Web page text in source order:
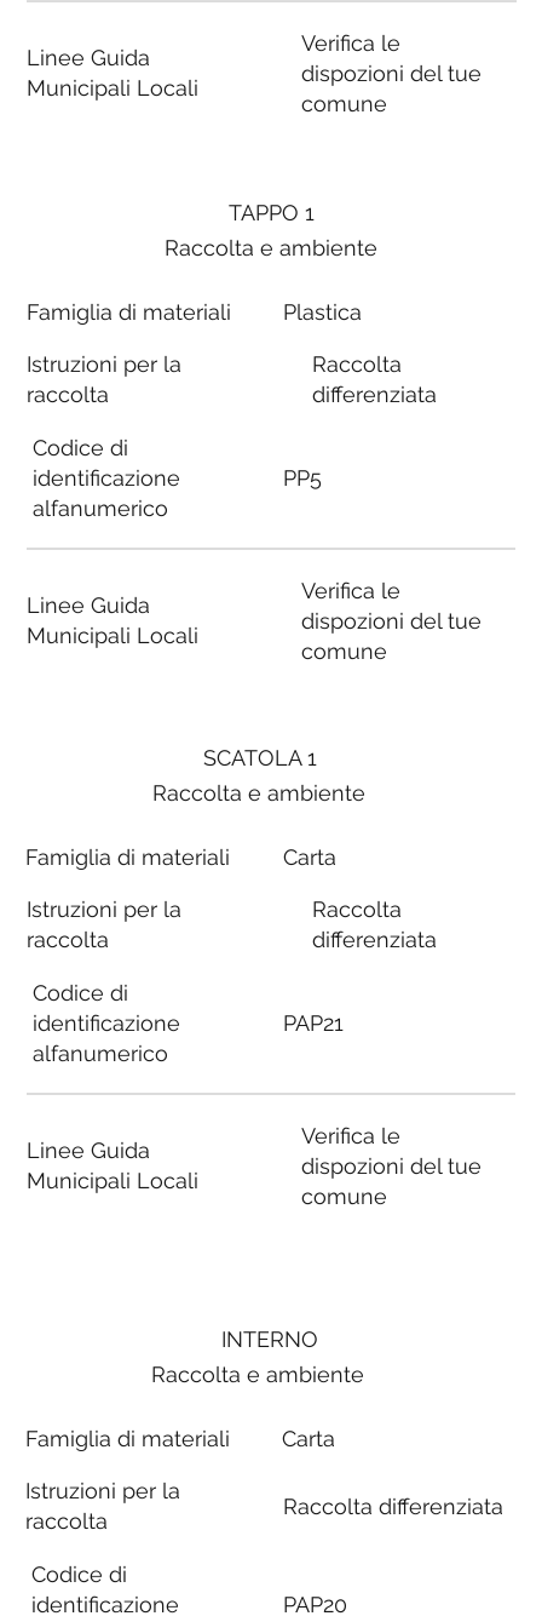
Linee Guida
Municipali Locali
Verifica le
dispozioni del tue
comune
SCATOLA 1
Raccolta e ambiente
Famiglia di materiali
Istruzioni per la
raccolta
Codice di
identificazione
alfanumerico
Linee Guida
Municipali Locali
Carta
Raccolta
differenziata
PAP21
Verifica le
dispozioni del tue
comune
TAPPO 1
Raccolta e ambiente
Famiglia di materiali
Istruzioni per la
raccolta
Codice di
identificazione
alfanumerico
Linee Guida
Municipali Locali
Plastica
Raccolta
differenziata
PP5
Verifica le
dispozioni del tue
comune
INTERNO
Raccolta e ambiente
Famiglia di materiali
Istruzioni per la
raccolta
Codice di
identificazione
Carta
Raccolta differenziata
PAP20